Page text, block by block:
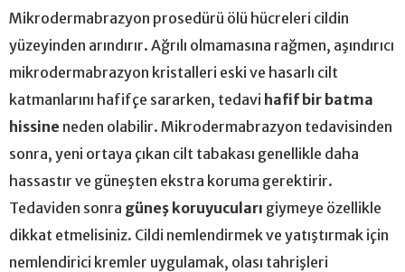
Mikrodermabrazyon prosedürü ölü hücreleri cildin
yüzeyinden arındırır. Ağrılı olmamasına rağmen, aşındırıcı
mikrodermabrazyon kristalleri eski ve hasarlı cilt
katmanlarını hafifçe sararken, tedavi hafif bir batma
hissine neden olabilir. Mikrodermabrazyon tedavisinden
sonra, yeni ortaya çıkan cilt tabakası genellikle daha
hassastır ve güneşten ekstra koruma gerektirir.
Tedaviden sonra güneş koruyucuları giymeye özellikle
dikkat etmelisiniz. Cildi nemlendirmek ve yatıştırmak için
nemlendirici kremler uygulamak, olası tahrişleri